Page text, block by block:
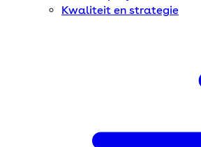
Kwaliteit en strategie